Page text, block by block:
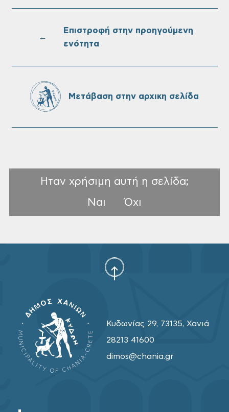
Επαναλειτουργία του συστήματος
Ονουφρίου
Πίνακες Κατάταξης & Βαθμολογίας,
Δήμου Χανίων
←
Επιστροφή στην προηγούμενη
ενότητα
Μετάβαση στην αρχικη σελίδα
Ηταν χρήσιμη αυτή η σελίδα;
Ναι
Όχι
Κυδωνίας 29, 73135, Χανιά
28213 41600
dimos@chania.gr